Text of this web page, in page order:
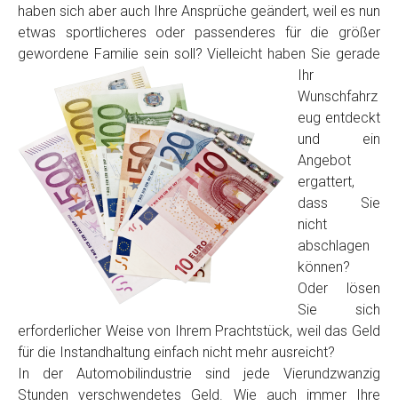
Fertig
Wie viel ist 10+2 ?*
haben sich aber auch Ihre Ansprüche geändert, weil es nun
etwas sportlicheres oder passenderes für die größer
gewordene Familie sein soll? Vielleicht haben Sie gerade
Ihr
Wunschfahrz
eug entdeckt
und ein
Angebot
ergattert,
dass Sie
nicht
abschlagen
können?
Oder lösen
Sie sich
erforderlicher Weise von Ihrem Prachtstück, weil das Geld
für die Instandhaltung einfach nicht mehr ausreicht?
In der Automobilindustrie sind jede Vierundzwanzig
Stunden verschwendetes Geld. Wie auch immer Ihre